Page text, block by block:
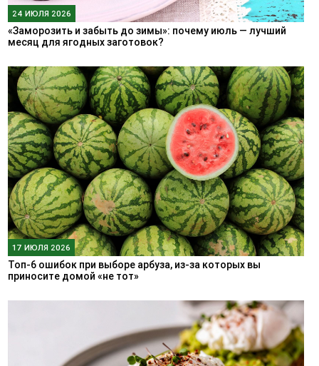
24 ИЮЛЯ 2026
«Заморозить и забыть до зимы»: почему июль — лучший
месяц для ягодных заготовок?
17 ИЮЛЯ 2026
Топ-6 ошибок при выборе арбуза, из-за которых вы
приносите домой «не тот»